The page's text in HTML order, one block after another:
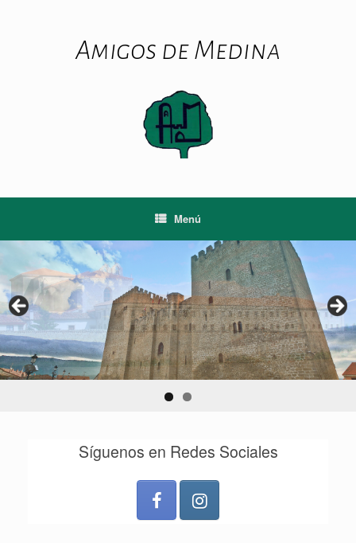
Amigos de Medina
Menú
Síguenos en Redes Sociales